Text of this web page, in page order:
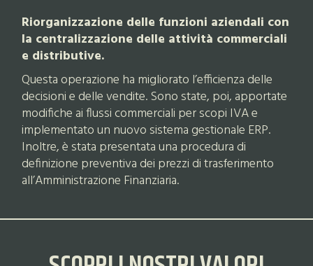
Riorganizzazione delle funzioni aziendali con
la centralizzazione delle attività commerciali
e distributive.
Questa operazione ha migliorato l’efficienza delle
decisioni e delle vendite. Sono state, poi, apportate
modifiche ai flussi commerciali per scopi IVA e
implementato un nuovo sistema gestionale ERP.
Inoltre, è stata presentata una procedura di
definizione preventiva dei prezzi di trasferimento
all’Amministrazione Finanziaria.